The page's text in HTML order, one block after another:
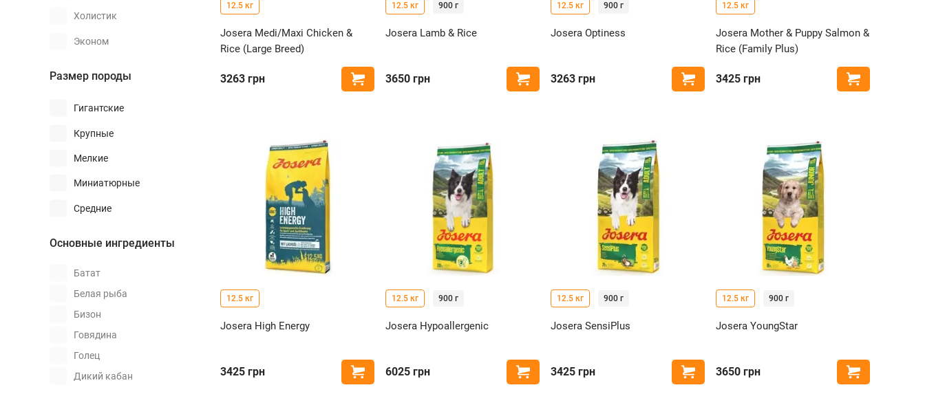
Холистик
Эконом
Размер породы
Гигантские
Крупные
Мелкие
Миниатюрные
Средние
Основные ингредиенты
Батат
Белая рыба
Бизон
Говядина
Голец
Дикий кабан
12.5 кг
Josera Medi/Maxi Chicken &
Rice (Large Breed)
3263 грн Купить
12.5 кг 900 г
Josera Lamb & Rice
3650 грн Купить
12.5 кг 900 г
Josera Optiness
3263 грн Купить
12.5 кг
Josera Mother & Puppy Salmon &
Rice (Family Plus)
3425 грн
12.5 кг
Josera High Energy
3425 грн Купить
12.5 кг 900 г
Josera Hypoallergenic
6025 грн Купить
12.5 кг 900 г
Josera SensiPlus
3425 грн Купить
12.5 кг 900 г
Josera YoungStar
3650 грн